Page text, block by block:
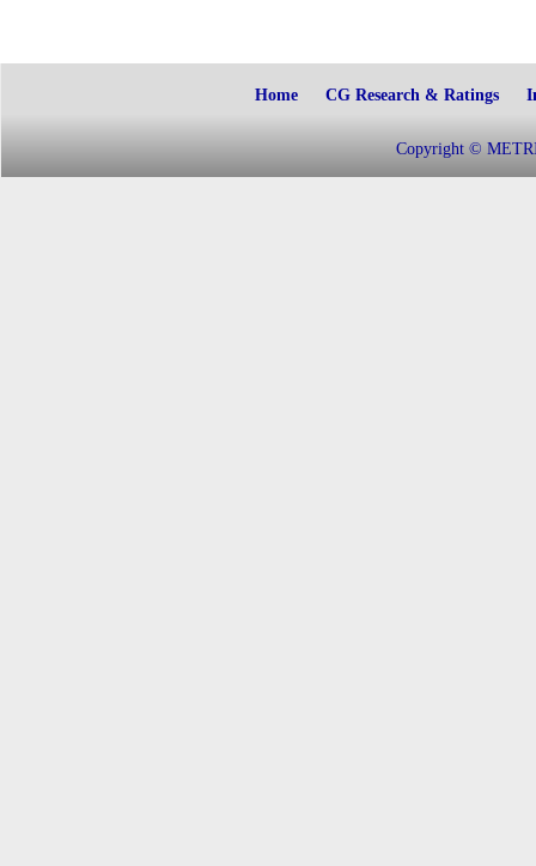
Home CG Research & Ratings
Copyright ©